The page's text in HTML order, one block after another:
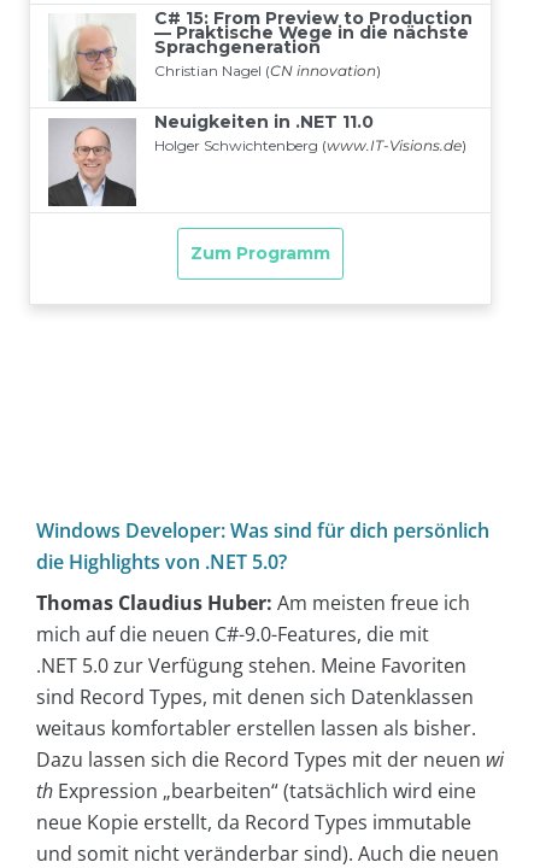
Windows Developer: Was sind für dich persönlich
die Highlights von .NET 5.0?
Thomas Claudius Huber: Am meisten freue ich
mich auf die neuen C#-9.0-Features, die mit
.NET 5.0 zur Verfügung stehen. Meine Favoriten
sind Record Types, mit denen sich Datenklassen
weitaus komfortabler erstellen lassen als bisher.
Dazu lassen sich die Record Types mit der neuen wi
th Expression „bearbeiten“ (tatsächlich wird eine
neue Kopie erstellt, da Record Types immutable
und somit nicht veränderbar sind). Auch die neuen